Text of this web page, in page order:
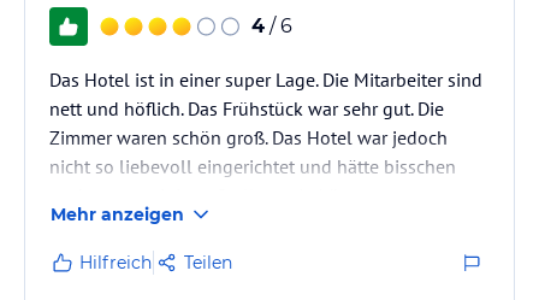
Angaben ohne Gewähr. Bitte lies vor der Buchung die
verbindlichenAngebotsdetails des jeweiligen Veranstalters.
4 / 6
Das Hotel ist in einer super Lage. Die Mitarbeiter sind
nett und höflich. Das Frühstück war sehr gut. Die
Zimmer waren schön groß. Das Hotel war jedoch
nicht so liebevoll eingerichtet und hätte bisschen
Mehr anzeigen
Hilfreich Teilen